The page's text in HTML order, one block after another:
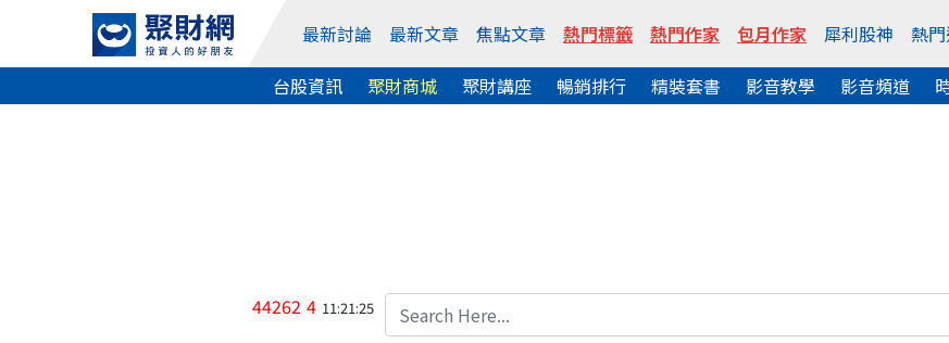
最新討論 最新文章 焦點文章 熱門標籤 熱門作家 包月作家 犀利股神 熱
台股資訊
聚財商城 聚財講座 暢銷排行 精裝套書 影音教學 影音頻道
44262 4 11:21:25